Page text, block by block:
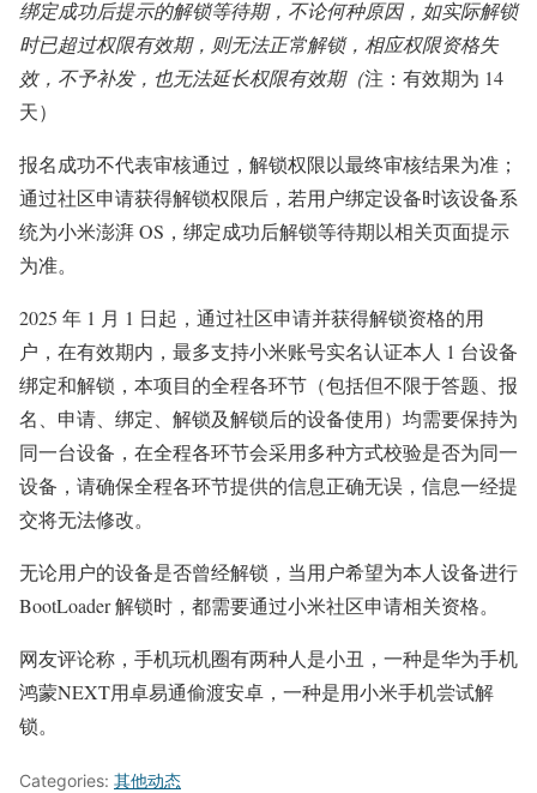
绑定成功后提示的解锁等待期，不论何种原因，如实际解锁
时已超过权限有效期，则无法正常解锁，相应权限资格失
效，不予补发，也无法延长权限有效期（注：有效期为 14
天）
报名成功不代表审核通过，解锁权限以最终审核结果为准；
通过社区申请获得解锁权限后，若用户绑定设备时该设备系
统为小米澎湃 OS，绑定成功后解锁等待期以相关页面提示
为准。
2025 年 1 月 1 日起，通过社区申请并获得解锁资格的用
户，在有效期内，最多支持小米账号实名认证本人 1 台设备
绑定和解锁，本项目的全程各环节（包括但不限于答题、报
名、申请、绑定、解锁及解锁后的设备使用）均需要保持为
同一台设备，在全程各环节会采用多种方式校验是否为同一
设备，请确保全程各环节提供的信息正确无误，信息一经提
交将无法修改。
无论用户的设备是否曾经解锁，当用户希望为本人设备进行
BootLoader 解锁时，都需要通过小米社区申请相关资格。
网友评论称，手机玩机圈有两种人是小丑，一种是华为手机
鸿蒙NEXT用卓易通偷渡安卓，一种是用小米手机尝试解
锁。
Categories: 其他动态